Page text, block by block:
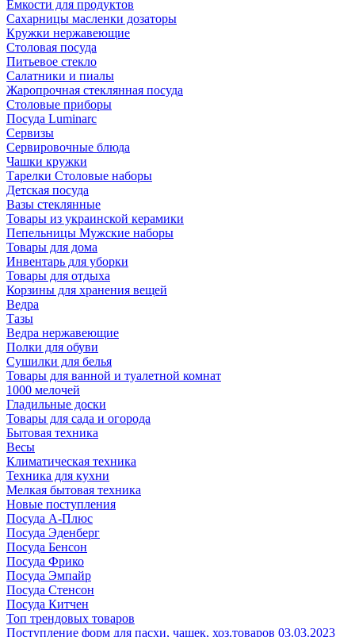
Емкости для продуктов
Сахарницы масленки дозаторы
Кружки нержавеющие
Столовая посуда
Питьевое стекло
Салатники и пиалы
Жаропрочная стеклянная посуда
Столовые приборы
Посуда Luminarс
Сервизы
Сервировочные блюда
Чашки кружки
Тарелки Столовые наборы
Детская посуда
Вазы стеклянные
Товары из украинской керамики
Пепельницы Мужские наборы
Товары для дома
Инвентарь для уборки
Товары для отдыха
Корзины для хранения вещей
Ведра
Тазы
Ведра нержавеющие
Полки для обуви
Сушилки для белья
Товары для ванной и туалетной комнат
1000 мелочей
Гладильные доски
Товары для сада и огорода
Бытовая техника
Весы
Климатическая техника
Техника для кухни
Мелкая бытовая техника
Новые поступления
Посуда А-Плюс
Посуда Эденберг
Посуда Бенсон
Посуда Фрико
Посуда Эмпайр
Посуда Стенсон
Посуда Китчен
Топ трендовых товаров
Поступление форм для пасхи, чашек, хоз.товаров 03.03.2023